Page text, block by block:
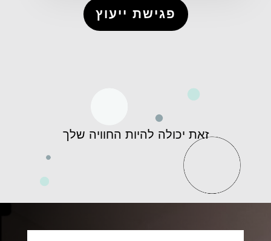
פגישת ייעוץ
זאת יכולה להיות החוויה שלך